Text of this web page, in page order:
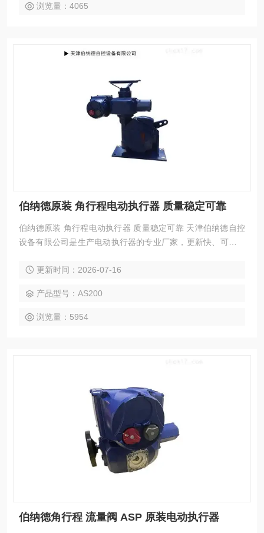
浏览量：4065
伯纳德原装 角行程电动执行器 质量稳定可靠
伯纳德原装 角行程电动执行器 质量稳定可靠 天津伯纳德自控
设备有限公司是生产电动执行器的专业厂家，更新快、可靠性
更新时间：2026-07-16
产品型号：AS200
浏览量：5954
伯纳德角行程 流量阀 ASP 原装电动执行器